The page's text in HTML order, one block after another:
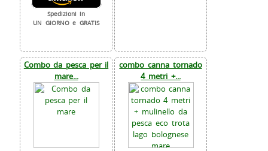
Spedizioni in
UN GIORNO e GRATIS
Combo da pesca per il
mare...
combo canna tornado
4 metri +...